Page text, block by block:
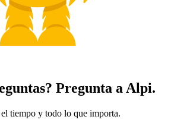
Pregunta a Alpi.
tiempo y todo lo que importa.